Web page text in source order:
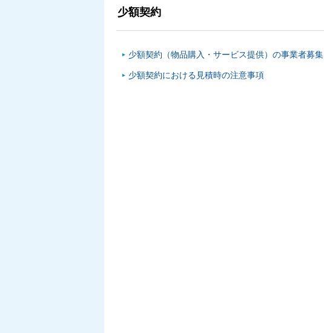
少額契約
少額契約（物品購入・サービス提供）の事業者募集
少額契約における見積時の注意事項